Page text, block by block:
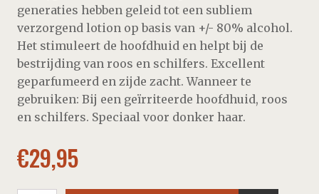
generaties hebben geleid tot een subliem
verzorgend lotion op basis van +/- 80% alcohol.
Het stimuleert de hoofdhuid en helpt bij de
bestrijding van roos en schilfers. Excellent
geparfumeerd en zijde zacht. Wanneer te
gebruiken: Bij een geïrriteerde hoofdhuid, roos
en schilfers. Speciaal voor donker haar.
€29,95